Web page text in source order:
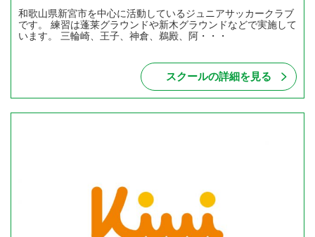
和歌山県新宮市を中心に活動しているジュニアサッカークラブ
です。 練習は蓬莱グラウンドや新木グラウンドなどで実施して
います。 三輪崎、王子、神倉、鵜殿、阿・・・
スクールの詳細を見る